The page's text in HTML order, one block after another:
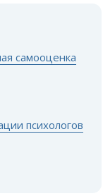
самооценка
психологов